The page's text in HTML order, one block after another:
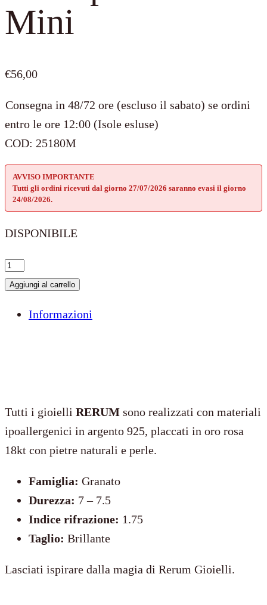
Mini
€56,00
Consegna in 48/72 ore (escluso il sabato) se ordini
entro le ore 12:00 (Isole esluse)
COD: 25180M
AVVISO IMPORTANTE
Tutti gli ordini ricevuti dal giorno 27/07/2026 saranno evasi il giorno
24/08/2026.
DISPONIBILE
Il
tempo
tuo
Aggiungi al carrello
Informazioni
Tutti i gioielli RERUM sono realizzati con materiali
ipoallergenici in argento 925, placcati in oro rosa
18kt con pietre naturali e perle.
Famiglia: Granato
Durezza: 7 – 7.5
Indice rifrazione: 1.75
Taglio: Brillante
Lasciati ispirare dalla magia di Rerum Gioielli.